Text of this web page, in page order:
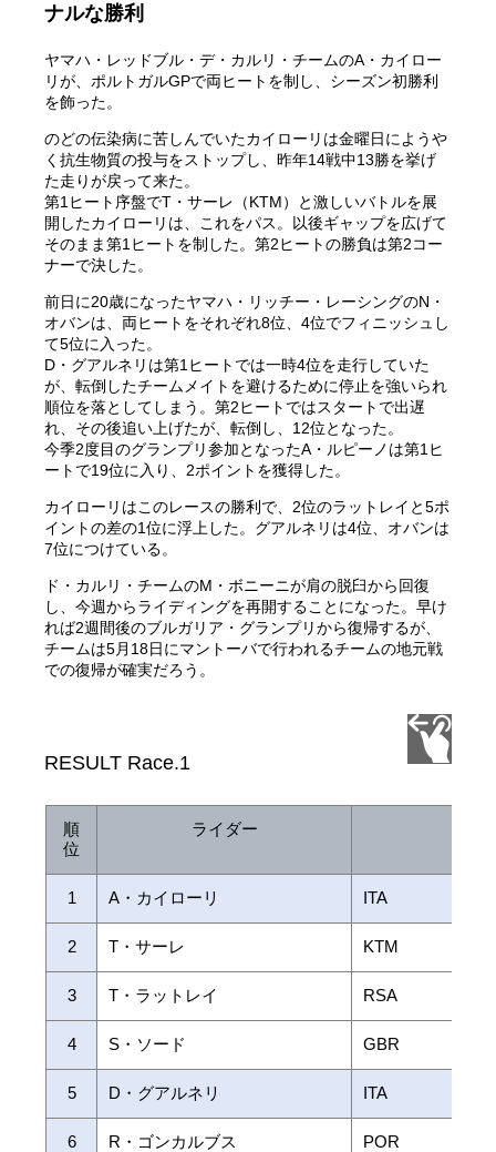
ナルな勝利
ヤマハ・レッドブル・デ・カルリ・チームのA・カイロー
リが、ポルトガルGPで両ヒートを制し、シーズン初勝利
を飾った。
のどの伝染病に苦しんでいたカイローリは金曜日にようや
く抗生物質の投与をストップし、昨年14戦中13勝を挙げ
た走りが戻って来た。
第1ヒート序盤でT・サーレ（KTM）と激しいバトルを展
開したカイローリは、これをパス。以後ギャップを広げて
そのまま第1ヒートを制した。第2ヒートの勝負は第2コー
ナーで決した。
前日に20歳になったヤマハ・リッチー・レーシングのN・
オバンは、両ヒートをそれぞれ8位、4位でフィニッシュし
て5位に入った。
D・グアルネリは第1ヒートでは一時4位を走行していた
が、転倒したチームメイトを避けるために停止を強いられ
順位を落としてしまう。第2ヒートではスタートで出遅
れ、その後追い上げたが、転倒し、12位となった。
今季2度目のグランプリ参加となったA・ルピーノは第1ヒ
ートで19位に入り、2ポイントを獲得した。
カイローリはこのレースの勝利で、2位のラットレイと5ポ
イントの差の1位に浮上した。グアルネリは4位、オバンは
7位につけている。
ド・カルリ・チームのM・ボニーニが肩の脱臼から回復
し、今週からライディングを再開することになった。早け
れば2週間後のブルガリア・グランプリから復帰するが、
チームは5月18日にマントーバで行われるチームの地元戦
での復帰が確実だろう。
RESULT Race.1
順
位
ライダー
1 A・カイローリ ITA
2 T・サーレ KTM
3 T・ラットレイ RSA
4 S・ソード GBR
5 D・グアルネリ ITA
6 R・ゴンカルブス POR